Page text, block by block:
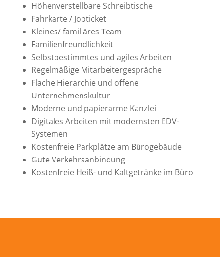
Höhenverstellbare Schreibtische
Fahrkarte / Jobticket
Kleines/ familiäres Team
Familienfreundlichkeit
Selbstbestimmtes und agiles Arbeiten
Regelmäßige Mitarbeitergespräche
Flache Hierarchie und offene
Unternehmenskultur
Moderne und papierarme Kanzlei
Digitales Arbeiten mit modernsten EDV-
Systemen
Kostenfreie Parkplätze am Bürogebäude
Gute Verkehrsanbindung
Kostenfreie Heiß- und Kaltgetränke im Büro